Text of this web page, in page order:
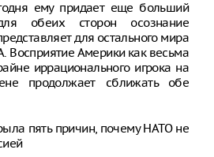
ему придает еще больший
обеих сторон осознание
для остального мира
Восприятие Америки как весьма
иррационального игрока на
продолжает сближать обе
пять причин, почему НАТО не